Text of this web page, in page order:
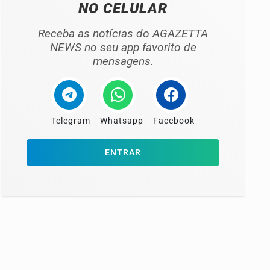
NO CELULAR
Receba as notícias do AGAZETTA
NEWS no seu app favorito de
mensagens.
Telegram Whatsapp Facebook
ENTRAR